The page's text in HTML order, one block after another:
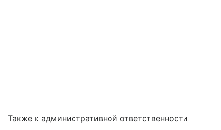
Также к административной ответственности